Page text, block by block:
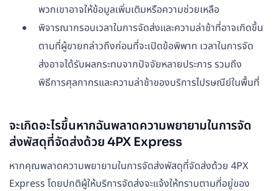
พวกเขาอาจให้ข้อมูลเพิ่มเติมหรือความช่วยเหลือ
พิจารณากรอบเวลาในการจัดส่งและความล่าช้าที่อาจเกิดขึ้น
ตามที่ผู้ขายกล่าวถึงก่อนที่จะเปิดข้อพิพาท เวลาในการจัด
ส่งอาจได้รับผลกระทบจากปัจจัยหลายประการ รวมถึง
พิธีการศุลกากรและความล่าช้าของบริการไปรษณีย์ในพื้นที่
จะเกิดอะไรขึ้นหากฉันพลาดความพยายามในการจัด
ส่งพัสดุที่จัดส่งด้วย 4PX Express
หากคุณพลาดความพยายามในการจัดส่งพัสดุที่จัดส่งด้วย 4PX
Express โดยปกติผู้ให้บริการจัดส่งจะแจ้งให้ทราบตามที่อยู่ของ